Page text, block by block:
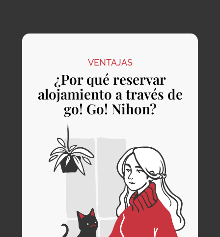
VENTAJAS
¿Por qué reservar
alojamiento a través de
go! Go! Nihon?